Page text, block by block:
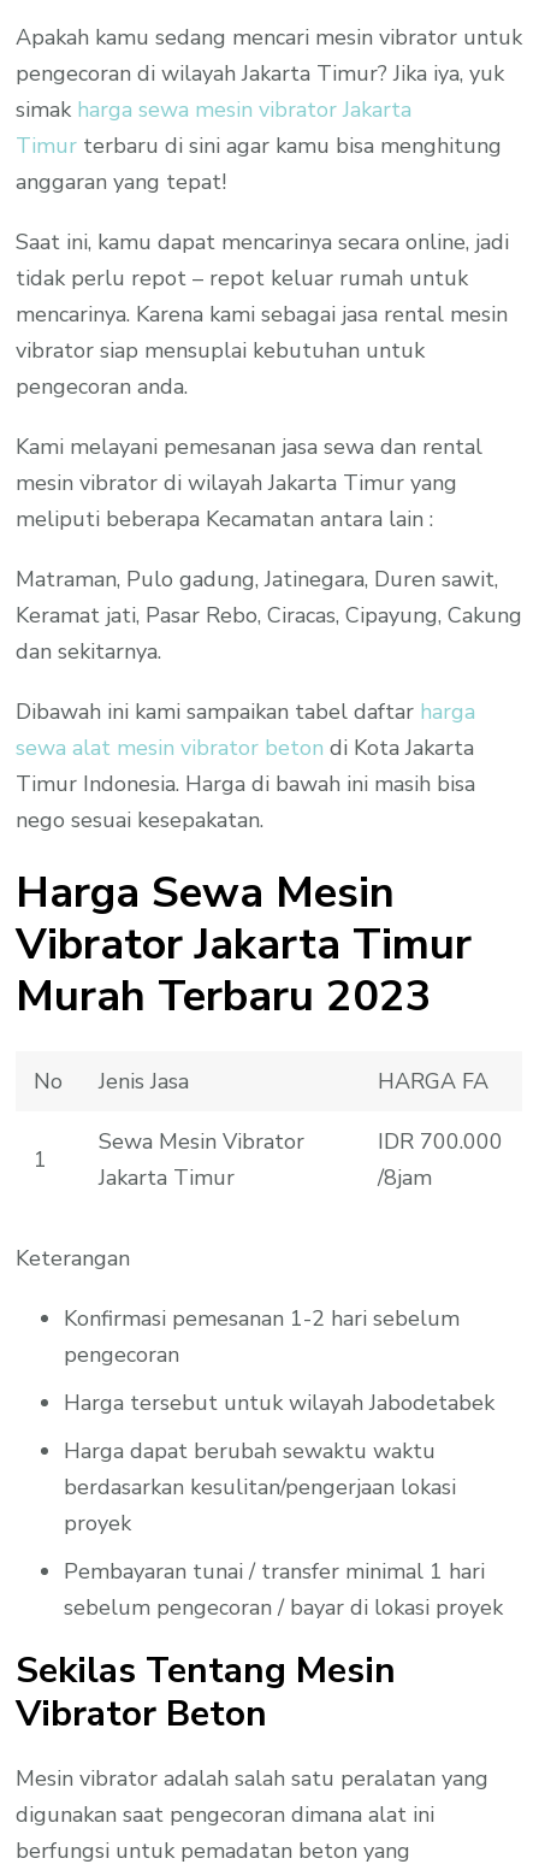
Apakah kamu sedang mencari mesin vibrator untuk
pengecoran di wilayah Jakarta Timur? Jika iya, yuk
simak harga sewa mesin vibrator Jakarta
Timur terbaru di sini agar kamu bisa menghitung
anggaran yang tepat!
Saat ini, kamu dapat mencarinya secara online, jadi
tidak perlu repot – repot keluar rumah untuk
mencarinya. Karena kami sebagai jasa rental mesin
vibrator siap mensuplai kebutuhan untuk
pengecoran anda.
Kami melayani pemesanan jasa sewa dan rental
mesin vibrator di wilayah Jakarta Timur yang
meliputi beberapa Kecamatan antara lain :
Matraman, Pulo gadung, Jatinegara, Duren sawit,
Keramat jati, Pasar Rebo, Ciracas, Cipayung, Cakung
dan sekitarnya.
Dibawah ini kami sampaikan tabel daftar harga
sewa alat mesin vibrator beton di Kota Jakarta
Timur Indonesia. Harga di bawah ini masih bisa
nego sesuai kesepakatan.
Harga Sewa Mesin
Vibrator Jakarta Timur
Murah Terbaru 2023
No Jenis Jasa HARGA FA
1
Sewa Mesin Vibrator
Jakarta Timur
IDR 700.000
/8jam
Keterangan
Konfirmasi pemesanan 1-2 hari sebelum
pengecoran
Harga tersebut untuk wilayah Jabodetabek
Harga dapat berubah sewaktu waktu
berdasarkan kesulitan/pengerjaan lokasi
proyek
Pembayaran tunai / transfer minimal 1 hari
sebelum pengecoran / bayar di lokasi proyek
Sekilas Tentang Mesin
Vibrator Beton
Mesin vibrator adalah salah satu peralatan yang
digunakan saat pengecoran dimana alat ini
berfungsi untuk pemadatan beton yang